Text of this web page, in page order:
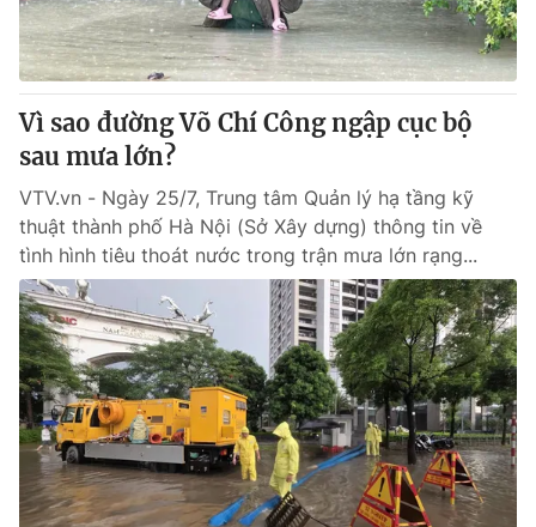
Thế giới đó đây
Câu chuyện quốc tế
Tài chính
Thị trường
Góc doanh nghiệp
Dữ liệu và đời sống
Truyền hình
Hậu trường
Nhân vật
Khán giả
Giải sao mai
Giải trí
Điện ảnh
Âm nhạc
Sao
Đời sống
Du lịch
Làm đẹp
Chất lượng cuộc sống
Giáo dục
Tuyển sinh
Học trực tuyến
Công nghệ
Hitech Công nghệ tương lai
Sản phẩm
Giao lưu trực tuyến
Vì sao đường Võ Chí Công ngập cục bộ
sau mưa lớn?
VTV.vn - Ngày 25/7, Trung tâm Quản lý hạ tầng kỹ
thuật thành phố Hà Nội (Sở Xây dựng) thông tin về
tình hình tiêu thoát nước trong trận mưa lớn rạng...